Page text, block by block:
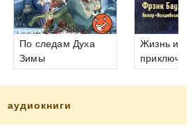
По следам Духа
Зимы
Жизнь и
Санта-
аудиокниги